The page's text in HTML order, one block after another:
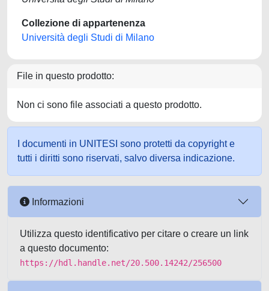
Collezione di appartenenza
Università degli Studi di Milano
File in questo prodotto:
Non ci sono file associati a questo prodotto.
I documenti in UNITESI sono protetti da copyright e
tutti i diritti sono riservati, salvo diversa indicazione.
Informazioni
Utilizza questo identificativo per citare o creare un link
a questo documento:
https://hdl.handle.net/20.500.14242/256500